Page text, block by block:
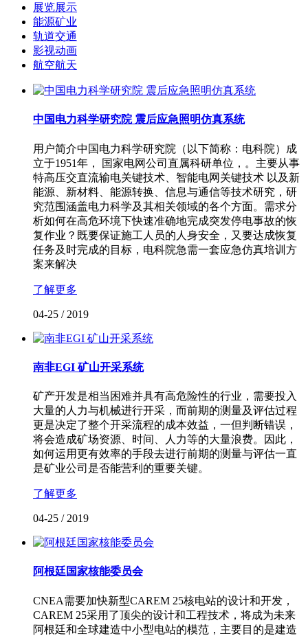
展览展示
能源矿业
轨道交通
影视动画
航空航天
中国电力科学研究院 震后应急照明仿真系统
用户简介中国电力科学研究院（以下简称：电科院）成
立于1951年， 国家电网公司直属科研单位，。主要从事
特高压交直流输电关键技术、智能电网关键技术 以及新
能源、新材料、能源转换、信息与通信等技术研究，研
究范围涵盖电力科学及其相关领域的各个方面。需求分
析如何在高危环境下快速准确地完成突发停电事故的恢
复作业？既要保证施工人员的人身安全，又要达成恢复
任务及时完成的目标，电科院急需一套应急仿真培训方
案来解决
了解更多
04-25 / 2019
南非EGI 矿山开采系统
矿产开发是相当困难并具有高危险性的行业，需要投入
大量的人力与机械进行开采，而前期的测量及评估过程
更是决定了整个开采流程的成本效益，一但判断错误，
将会造成矿场资源、时间、人力等的大量浪费。因此，
如何运用更有效率的手段去进行前期的测量与评估一直
是矿业公司是否能营利的重要关键。
了解更多
04-25 / 2019
阿根廷国家核能委员会
CNEA需要加快新型CAREM 25核电站的设计和开发，
CAREM 25采用了顶尖的设计和工程技术，将成为未来
阿根廷和全球建造中小型电站的模范，主要目的是建造